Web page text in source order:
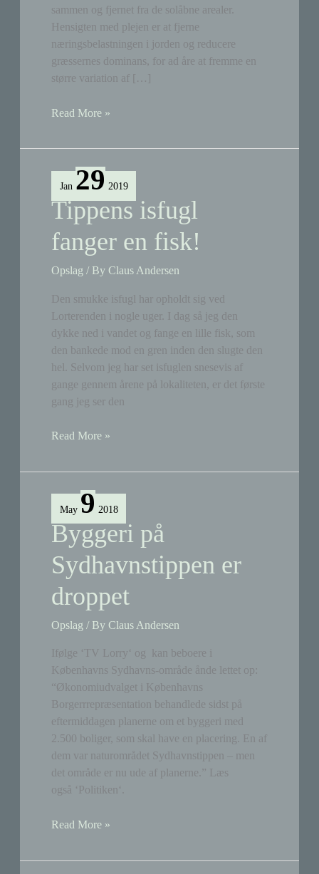
sammen og fjernet fra de solåbne arealer.
Hensigten med plejen er at fjerne
næringsbelastningen i jorden og reducere
græssernes dominans, for ad åre at fremme en
større variation af […]
Grøn
Sydhavns
Read More »
Jan 29 2019
Tippens isfugl
fanger en fisk!
Opslag / ByClaus Andersen
Den smukke isfugl har opholdt sig ved
Lorterenden i nogle uger. I dag så jeg den
dykke ned i vandet og fange en lille fisk, som
den bankede mod en gren inden den slugte den
hel. Selvom jeg har set isfuglen snesevis af
gange gennem årene på lokaliteten, er det første
gang jeg ser den
Tippens
fanger
fisk!
Read More »
May 9 2018
Byggeri på
Sydhavnstippen er
droppet
Opslag / ByClaus Andersen
Ifølge ‘TV Lorry‘ og kan beboere i
Københavns Sydhavns-område ånde lettet op:
“Økonomiudvalget i Københavns
Borgerrrepræsentation behandlede sidst på
eftermiddagen planerne om et byggeri med
2.500 boliger, som skal have en placering. En af
dem var naturområdet Sydhavnstippen – men
det område er nu ude af planerne.” Læs
også ‘Politiken‘.
Byggeri
Sydhavnstippen
Read More »